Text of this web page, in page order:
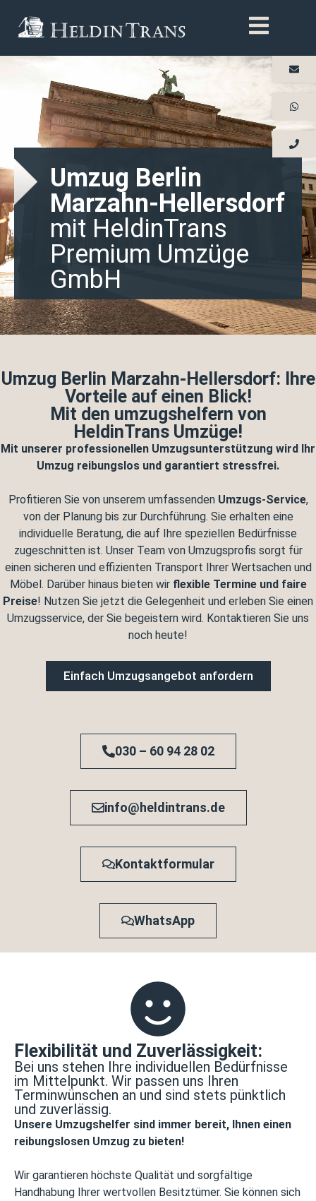
Umzug Berlin
Marzahn-Hellersdorf
mit HeldinTrans
Premium Umzüge
GmbH
Umzug Berlin Marzahn-Hellersdorf: Ihre
Vorteile auf einen Blick!
Mit den umzugshelfern von
HeldinTrans Umzüge!
Mit unserer professionellen Umzugsunterstützung wird Ihr
Umzug reibungslos und garantiert stressfrei.
Profitieren Sie von unserem umfassenden Umzugs-Service,
von der Planung bis zur Durchführung. Sie erhalten eine
individuelle Beratung, die auf Ihre speziellen Bedürfnisse
zugeschnitten ist. Unser Team von Umzugsprofis sorgt für
einen sicheren und effizienten Transport Ihrer Wertsachen und
Möbel. Darüber hinaus bieten wir flexible Termine und faire
Preise! Nutzen Sie jetzt die Gelegenheit und erleben Sie einen
Umzugsservice, der Sie begeistern wird. Kontaktieren Sie uns
noch heute!
Einfach Umzugsangebot anfordern
030 – 60 94 28 02
info@heldintrans.de
Kontaktformular
WhatsApp
Flexibilität und Zuverlässigkeit:
Bei uns stehen Ihre individuellen Bedürfnisse
im Mittelpunkt. Wir passen uns Ihren
Terminwünschen an und sind stets pünktlich
und zuverlässig.
Unsere Umzugshelfer sind immer bereit, Ihnen einen
reibungslosen Umzug zu bieten!
Wir garantieren höchste Qualität und sorgfältige
Handhabung Ihrer wertvollen Besitztümer. Sie können sich